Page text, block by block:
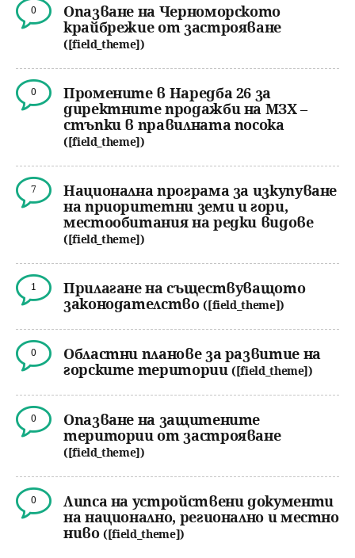
0
Опазване на Черноморското
крайбрежие от застрояване
([field_theme])
0
Промените в Наредба 26 за
директните продажби на МЗХ –
стъпки в правилната посока
([field_theme])
7
Национална програма за изкупуване
на приоритетни земи и гори,
местообитания на редки видове
([field_theme])
1
Прилагане на съществуващото
законодателство([field_theme])
0
Областни планове за развитие на
горските територии([field_theme])
0
Опазване на защитените
територии от застрояване
([field_theme])
0
Липса на устройствени документи
на национално, регионално и местно
ниво([field_theme])